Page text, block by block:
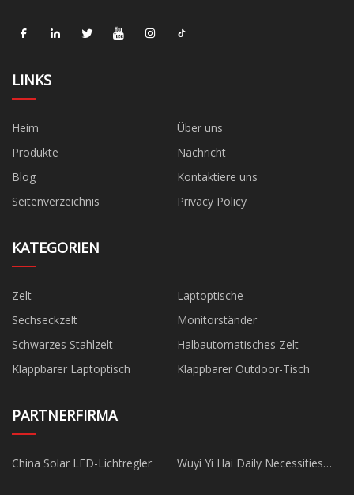
LINKS
Heim
Über uns
Produkte
Nachricht
Blog
Kontaktiere uns
Seitenverzeichnis
Privacy Policy
KATEGORIEN
Zelt
Laptoptische
Sechseckzelt
Monitorständer
Schwarzes Stahlzelt
Halbautomatisches Zelt
Klappbarer Laptoptisch
Klappbarer Outdoor-Tisch
PARTNERFIRMA
China Solar LED-Lichtregler
Wuyi Yi Hai Daily Necessities